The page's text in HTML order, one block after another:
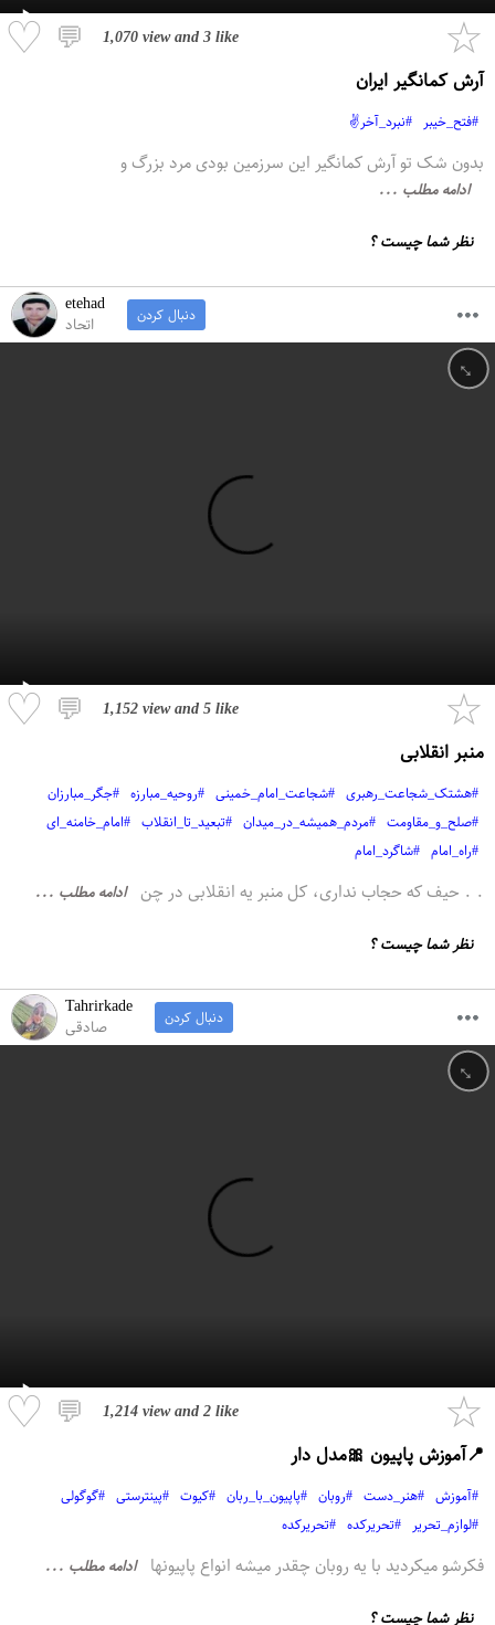
♡ 💬 1,070 viewand3 like ☆
آرش کمانگیر ایران
#فتح_خیبر #نبرد_آخر✌️
بدون شک تو آرش کمانگیر این سرزمین بودی مرد بزرگ و
ادامه مطلب ...
نظر شما چیست ؟
etehad
اتحاد دنبال کردن
↔
♡ 💬 1,152 viewand5 like ☆
منبر انقلابی
#هشتک_شجاعت_رهبری #شجاعت_امام_خمینی #روحیه_مبارزه #جگر_مبارزان
#صلح_و_مقاومت #مردم_همیشه_در_میدان #تبعید_تا_انقلاب #امام_خامنه_ای
#راه_امام #شاگرد_امام
. . حیف که حجاب نداری، کل منبر یه انقلابی در چن ادامه مطلب ...
نظر شما چیست ؟
Tahrirkade
صادقی دنبال کردن
↔
♡ 💬 1,214 viewand2 like ☆
📍آموزش پاپیون 🎀مدل دار
#آموزش #هنر_دست #روبان #پاپیون_با_ربان #کیوت #پینترستی #گوگولی
#لوازم_تحریر #تحریرکده #تحریرکده
فکرشو میکردید با یه روبان چقدر میشه انواع پاپیونها ادامه مطلب ...
نظر شما چیست ؟